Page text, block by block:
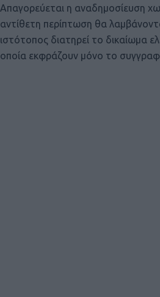
Απαγορεύεται η αναδημοσίευση
αντίθετη περίπτωση θα
ιστότοπος διατηρεί το δικαίωμα
οποία εκφράζουν μόνο το